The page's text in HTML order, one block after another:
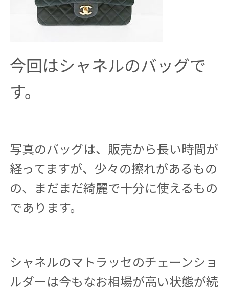
今回はシャネルのバッグで
す。
写真のバッグは、販売から長い時間が
経ってますが、少々の擦れがあるもの
の、まだまだ綺麗で十分に使えるもの
であります。
シャネルのマトラッセのチェーンショ
ルダーは今もなお相場が高い状態が続